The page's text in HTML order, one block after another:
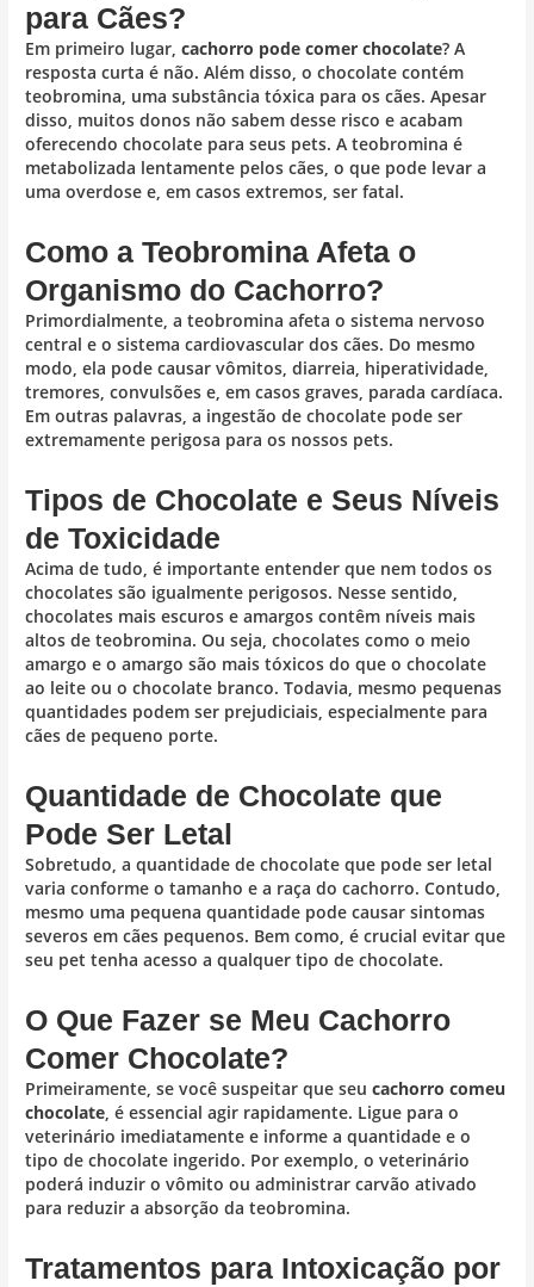
para Cães?
Em primeiro lugar,cachorro pode comer chocolate? A
resposta curta é não. Além disso, o chocolate contém
teobromina, uma substância tóxica para os cães. Apesar
disso, muitos donos não sabem desse risco e acabam
oferecendo chocolate para seus pets. A teobromina é
metabolizada lentamente pelos cães, o que pode levar a
uma overdose e, em casos extremos, ser fatal.
Como a Teobromina Afeta o
Organismo do Cachorro?
Primordialmente, a teobromina afeta o sistema nervoso
central e o sistema cardiovascular dos cães. Do mesmo
modo, ela pode causar vômitos, diarreia, hiperatividade,
tremores, convulsões e, em casos graves, parada cardíaca.
Em outras palavras, a ingestão de chocolate pode ser
extremamente perigosa para os nossos pets.
Tipos de Chocolate e Seus Níveis
de Toxicidade
Acima de tudo, é importante entender que nem todos os
chocolates são igualmente perigosos. Nesse sentido,
chocolates mais escuros e amargos contêm níveis mais
altos de teobromina. Ou seja, chocolates como o meio
amargo e o amargo são mais tóxicos do que o chocolate
ao leite ou o chocolate branco. Todavia, mesmo pequenas
quantidades podem ser prejudiciais, especialmente para
cães de pequeno porte.
Quantidade de Chocolate que
Pode Ser Letal
Sobretudo, a quantidade de chocolate que pode ser letal
varia conforme o tamanho e a raça do cachorro. Contudo,
mesmo uma pequena quantidade pode causar sintomas
severos em cães pequenos. Bem como, é crucial evitar que
seu pet tenha acesso a qualquer tipo de chocolate.
O Que Fazer se Meu Cachorro
Comer Chocolate?
Primeiramente, se você suspeitar que seucachorro comeu
chocolate, é essencial agir rapidamente. Ligue para o
veterinário imediatamente e informe a quantidade e o
tipo de chocolate ingerido. Por exemplo, o veterinário
poderá induzir o vômito ou administrar carvão ativado
para reduzir a absorção da teobromina.
Tratamentos para Intoxicação por